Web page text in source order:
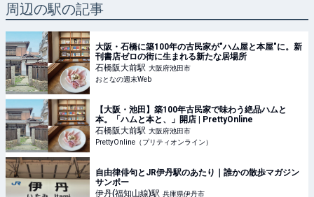
周辺の駅の記事
大阪・石橋に築100年の古民家が"ハム屋と本屋"に。新
刊書店ゼロの街に生まれる新たな居場所
石橋阪大前駅 大阪府池田市
おとなの週末Web
【大阪・池田】築100年古民家で味わう絶品ハムと
本。「ハムと本と、」開店 | PrettyOnline
石橋阪大前駅 大阪府池田市
PrettyOnline（プリティオンライン）
自由律俳句とJR伊丹駅のあたり｜誰かの散歩マガジン
サンポー
伊丹(福知山線)駅 兵庫県伊丹市